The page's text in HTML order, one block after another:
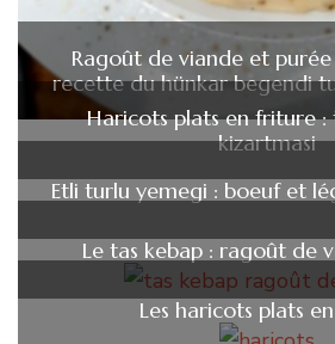
Ragoût de viande et purée
recette du hünkar begendi
Haricots plats en friture :
kizartmasi
Etli turlu yemegi : boeuf et
Le tas kebap : ragoût de
Les haricots plats